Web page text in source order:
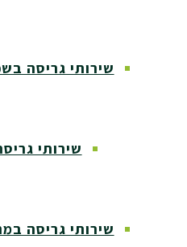
שירותי גריסה
שירותי
שירותי גריסה